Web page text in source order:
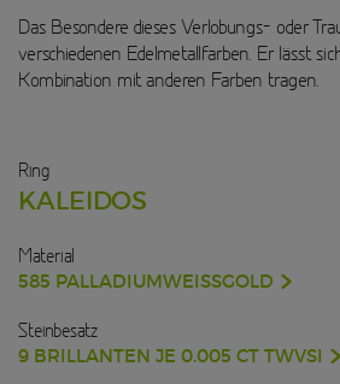
Das Besondere dieses Verlobungs- oder
verschiedenen Edelmetallfarben. Er lässt
Kombination mit anderen Farben tragen.
Ring
KALEIDOS
Material
585 PALLADIUMWEISSGOLD
Steinbesatz
9 BRILLANTEN JE 0.005 CT TWVSI